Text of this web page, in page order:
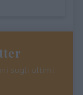
sugli ultimi